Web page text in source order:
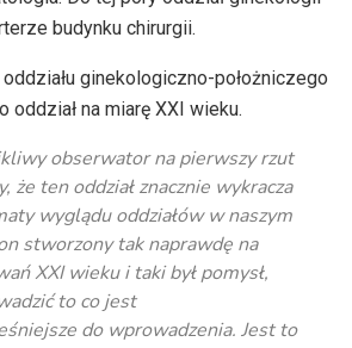
budynku chirurgii.
ginekologiczno-położniczego
oddział na miarę XXI wieku.
obserwator na pierwszy rzut
że ten oddział znacznie wykracza
wyglądu oddziałów w naszym
stworzony tak naprawdę na
XXI wieku i taki był pomysł,
to co jest
do wprowadzenia. Jest to